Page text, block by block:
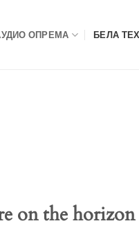
ОПРЕМА БЕЛА
on the horizon